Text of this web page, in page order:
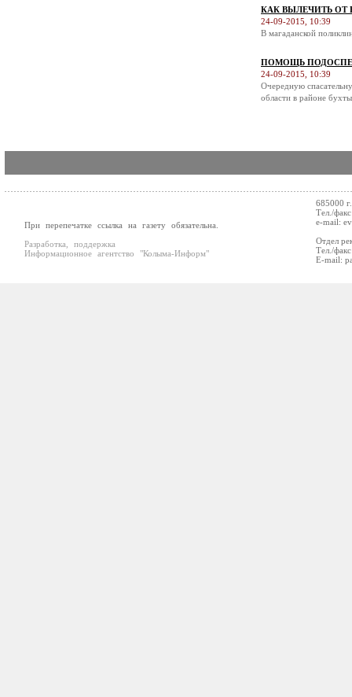
КАК ВЫЛЕЧИТЬ ОТ
24-09-2015, 10:39
В магаданской
ПОМОЩЬ
24-09-2015, 10:39
Очередную
области в районе
При перепечатке ссылка на газету обязательна.
Разработка, поддержка
Информационное агентство "Колыма-Информ"
685000
Тел./
e-mail:
Отдел
Тел./
E-mail: